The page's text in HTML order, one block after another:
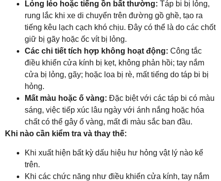
Lỏng lẻo hoặc tiếng ồn bất thường: Táp bi bị lỏng,
rung lắc khi xe di chuyển trên đường gồ ghề, tạo ra
tiếng kêu lạch cạch khó chịu. Đây có thể là do các chốt
giữ bị gãy hoặc ốc vít bị lỏng.
Các chi tiết tích hợp không hoạt động: Công tắc
điều khiển cửa kính bị kẹt, không phản hồi; tay nắm
cửa bị lỏng, gãy; hoặc loa bị rè, mất tiếng do táp bi bị
hỏng.
Mất màu hoặc ố vàng: Đặc biệt với các táp bi có màu
sáng, việc tiếp xúc lâu ngày với ánh nắng hoặc hóa
chất có thể gây ố vàng, mất đi màu sắc ban đầu.
Khi nào cần kiểm tra và thay thế:
Khi xuất hiện bất kỳ dấu hiệu hư hỏng vật lý nào kể
trên.
Khi các chức năng như điều khiển cửa kính, tay nắm